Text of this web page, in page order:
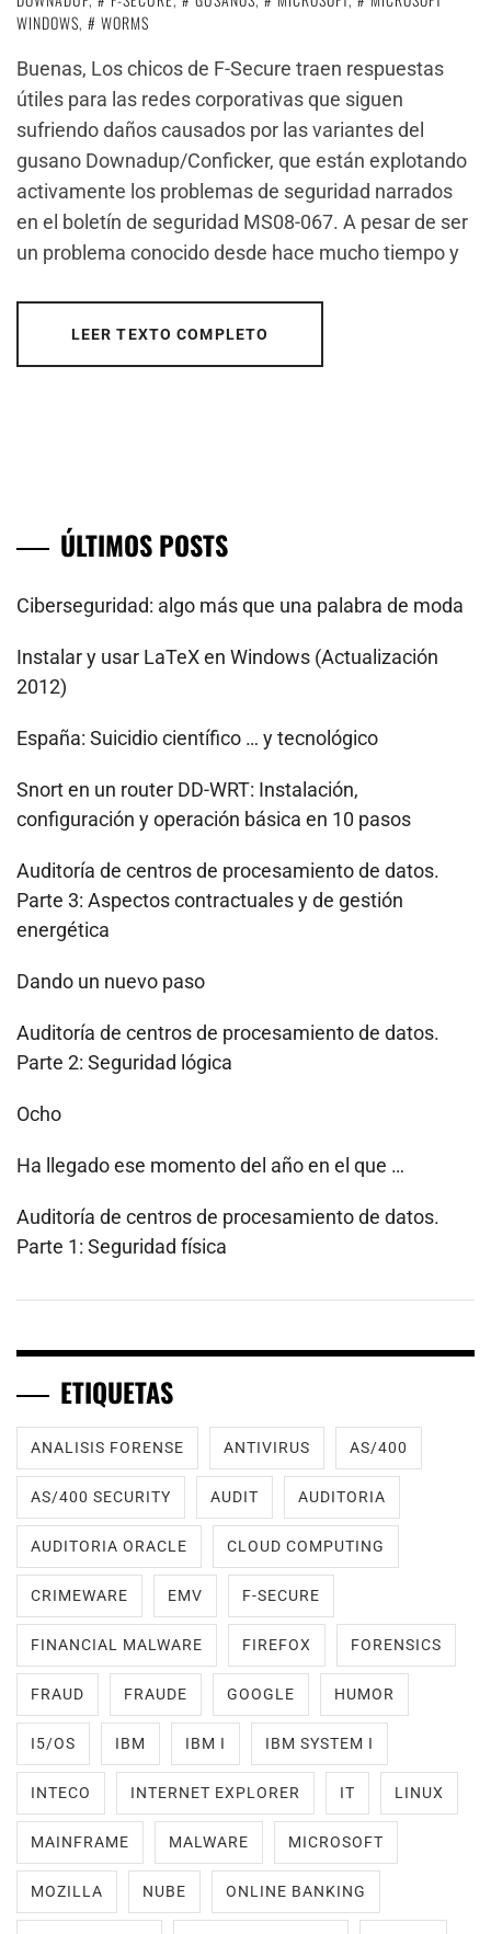
WINDOWS,
WORMS
Buenas, Los chicos de F-Secure traen respuestas
útiles para las redes corporativas que siguen
sufriendo daños causados por las variantes del
gusano Downadup/Conficker, que están explotando
activamente los problemas de seguridad narrados
en el boletín de seguridad MS08-067. A pesar de ser
un problema conocido desde hace mucho tiempo y
LEER TEXTO COMPLETO
ÚLTIMOS POSTS
Ciberseguridad: algo más que una palabra de moda
Instalar y usar LaTeX en Windows (Actualización
2012)
España: Suicidio científico … y tecnológico
Snort en un router DD-WRT: Instalación,
configuración y operación básica en 10 pasos
Auditoría de centros de procesamiento de datos.
Parte 3: Aspectos contractuales y de gestión
energética
Dando un nuevo paso
Auditoría de centros de procesamiento de datos.
Parte 2: Seguridad lógica
Ocho
Ha llegado ese momento del año en el que …
Auditoría de centros de procesamiento de datos.
Parte 1: Seguridad física
ETIQUETAS
ANALISIS FORENSE ANTIVIRUS AS/400
AS/400 SECURITY AUDIT AUDITORIA
AUDITORIA ORACLE CLOUD COMPUTING
CRIMEWARE EMV F-SECURE
FINANCIAL MALWARE FIREFOX FORENSICS
FRAUD FRAUDE GOOGLE HUMOR
I5/OS IBM IBM I IBM SYSTEM I
INTECO INTERNET EXPLORER IT LINUX
MAINFRAME MALWARE MICROSOFT
MOZILLA NUBE ONLINE BANKING